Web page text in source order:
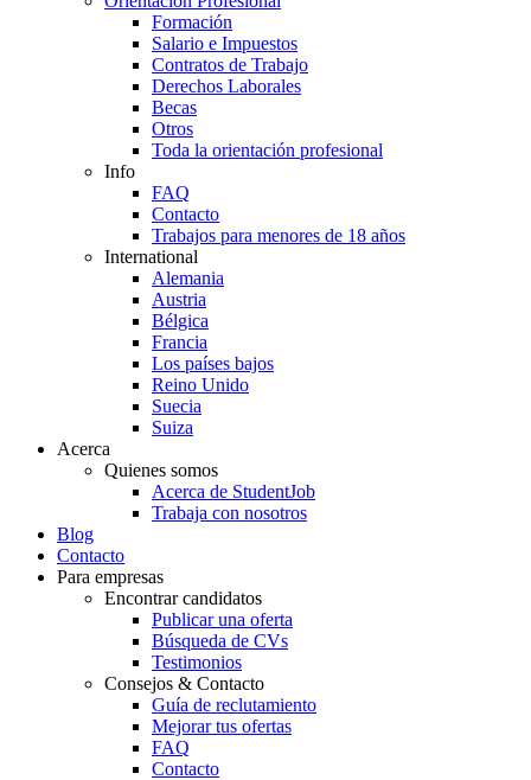
Formación
Salario e Impuestos
Contratos de Trabajo
Derechos Laborales
Becas
Otros
Toda la orientación profesional
Info
FAQ
Contacto
Trabajos para menores de 18 años
International
Alemania
Austria
Bélgica
Francia
Los países bajos
Reino Unido
Suecia
Suiza
Acerca
Quienes somos
Acerca de StudentJob
Trabaja con nosotros
Blog
Contacto
Para empresas
Encontrar candidatos
Publicar una oferta
Búsqueda de CVs
Testimonios
Consejos & Contacto
Guía de reclutamiento
Mejorar tus ofertas
FAQ
Contacto